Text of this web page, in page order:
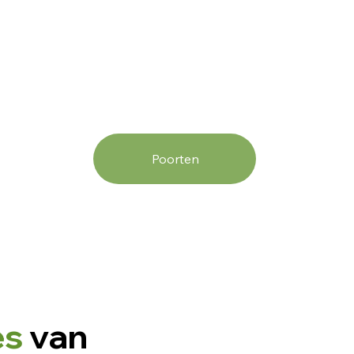
van
Poorten